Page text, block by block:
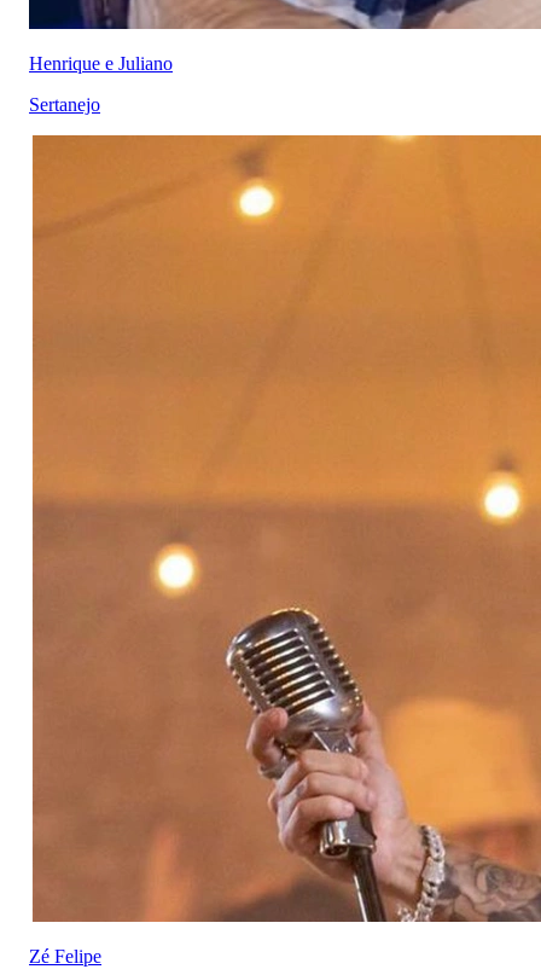
Henrique e Juliano
Sertanejo
Zé Felipe